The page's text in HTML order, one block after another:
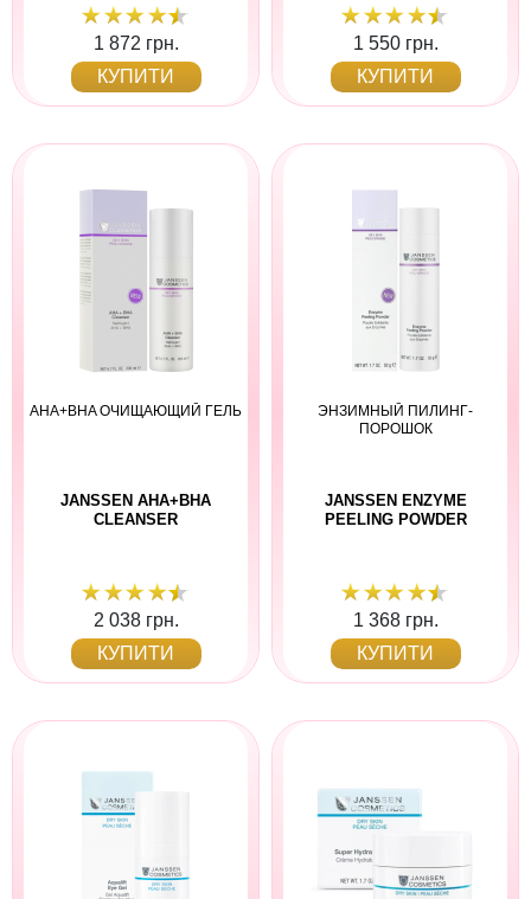
1 872 грн.
КУПИТИ
1 550 грн.
КУПИТИ
AHA+BHA ОЧИЩАЮЩИЙ ГЕЛЬ
JANSSEN AHA+BHA
CLEANSER
2 038 грн.
КУПИТИ
ЭНЗИМНЫЙ ПИЛИНГ-
ПОРОШОК
JANSSEN ENZYME
PEELING POWDER
1 368 грн.
КУПИТИ